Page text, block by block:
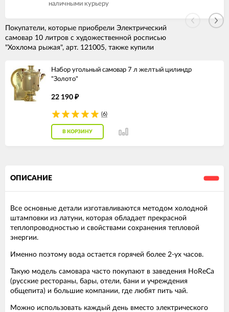
наличными курьеру
Покупатели, которые приобрели Электрический
самовар 10 литров с художественной росписью
"Хохлома рыжая", арт. 121005, также купили
Набор угольный самовар 7 л желтый цилиндр
"Золото"
22 190 ₽
(6)
В КОРЗИНУ
ОПИСАНИЕ
Все основные детали изготавливаются методом холодной
штамповки из латуни, которая обладает прекрасной
теплопроводностью и свойствами сохранения тепловой
энергии.
Именно поэтому вода остается горячей более 2-ух часов.
Такую модель самовара часто покупают в заведения HoReCa
(русские рестораны, бары, отели, бани и учреждения
общепита) и большие компании, где любят пить чай.
Можно использовать каждый день вместо электрического